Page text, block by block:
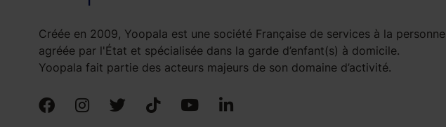
Créée en 2009, Yoopala est une société Française de services à la personne
agréée par l'État et spécialisée dans la garde d’enfant(s) à domicile.
Yoopala fait partie des acteurs majeurs de son domaine d’activité.